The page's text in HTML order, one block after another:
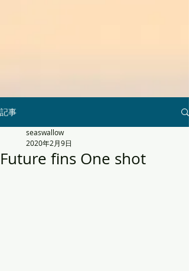
記事
Future fins One shot
seaswallow
2020年2月9日